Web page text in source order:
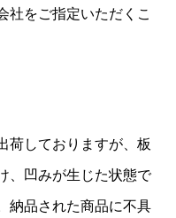
社をご指定いただくこ
荷しておりますが、板
、凹みが生じた状態で
納品された商品に不具